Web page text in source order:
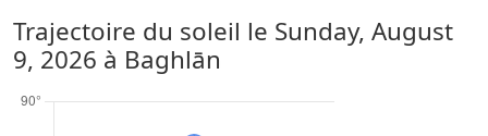
Trajectoire du soleil le Sunday, August
9, 2026 à Baghlān